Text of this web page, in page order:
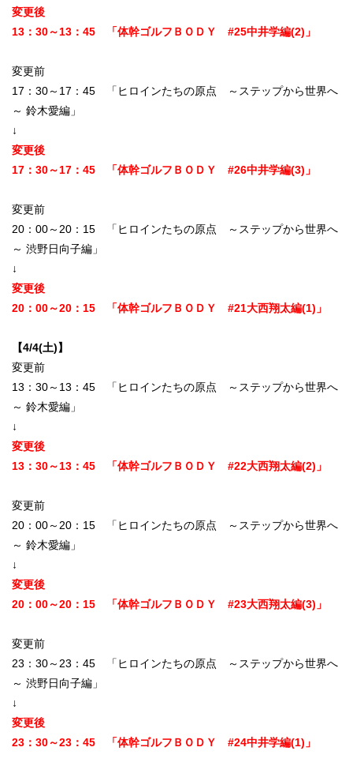
変更後
13：30～13：45 「体幹ゴルフＢＯＤＹ #25中井学編(2)」
変更前
17：30～17：45 「ヒロインたちの原点 ～ステップから世界へ
～ 鈴木愛編」
↓
変更後
17：30～17：45 「体幹ゴルフＢＯＤＹ #26中井学編(3)」
変更前
20：00～20：15 「ヒロインたちの原点 ～ステップから世界へ
～ 渋野日向子編」
↓
変更後
20：00～20：15 「体幹ゴルフＢＯＤＹ #21大西翔太編(1)」
【4/4(土)】
変更前
13：30～13：45 「ヒロインたちの原点 ～ステップから世界へ
～ 鈴木愛編」
↓
変更後
13：30～13：45 「体幹ゴルフＢＯＤＹ #22大西翔太編(2)」
変更前
20：00～20：15 「ヒロインたちの原点 ～ステップから世界へ
～ 鈴木愛編」
↓
変更後
20：00～20：15 「体幹ゴルフＢＯＤＹ #23大西翔太編(3)」
変更前
23：30～23：45 「ヒロインたちの原点 ～ステップから世界へ
～ 渋野日向子編」
↓
変更後
23：30～23：45 「体幹ゴルフＢＯＤＹ #24中井学編(1)」